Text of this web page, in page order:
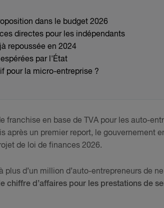
dans le budget 2026
directes pour les indépendants
repoussée en 2024
par l'État
pour la micro-entreprise ?
franchise en base de TVA pour les auto-
après un premier report, le gouvernement
de loi de finances 2026.
plus d’un million d’auto-entrepreneurs de
chiffre d’affaires pour les prestations de